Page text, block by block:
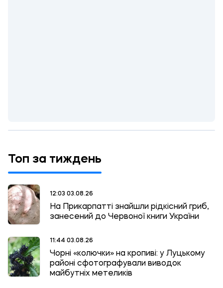
Топ за тиждень
12:03 03.08.26
На Прикарпатті знайшли рідкісний гриб,
занесений до Червоної книги України
11:44 03.08.26
Чорні «колючки» на кропиві: у Луцькому
районі сфотографували виводок
майбутніх метеликів